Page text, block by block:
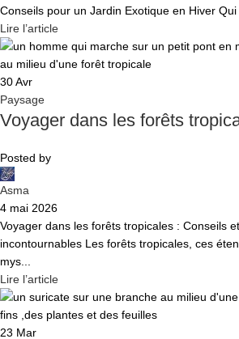
Conseils pour un Jardin Exotique en Hiver Qui
Lire l’article
30Avr
Paysage
Voyager dans les forêts
Posted by
Asma
4 mai 2026
Voyager dans les forêts tropicales : Conseils
incontournables Les forêts tropicales, ces
mys...
Lire l’article
23 Mar